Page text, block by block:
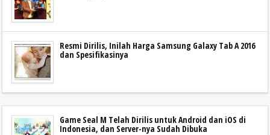
Resmi Dirilis, Inilah Harga Samsung Galaxy Tab A 2016
dan Spesifikasinya
Game Seal M Telah Dirilis untuk Android dan iOS di
Indonesia, dan Server-nya Sudah Dibuka